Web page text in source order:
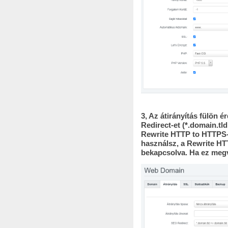
3, Az átirányítás fülön
Redirect-et
Rewrite HTTP to
használsz, a Rewrite
bekapcsolva. Ha ez